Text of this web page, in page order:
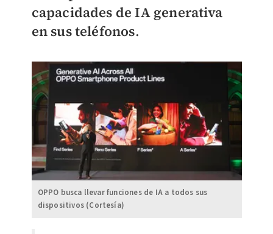
capacidades de IA generativa
en sus teléfonos.
OPPO busca llevar funciones de IA a todos sus
dispositivos (Cortesía)